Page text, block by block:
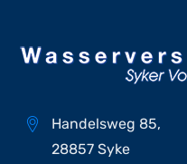
Handelsweg 85,
28857 Syke